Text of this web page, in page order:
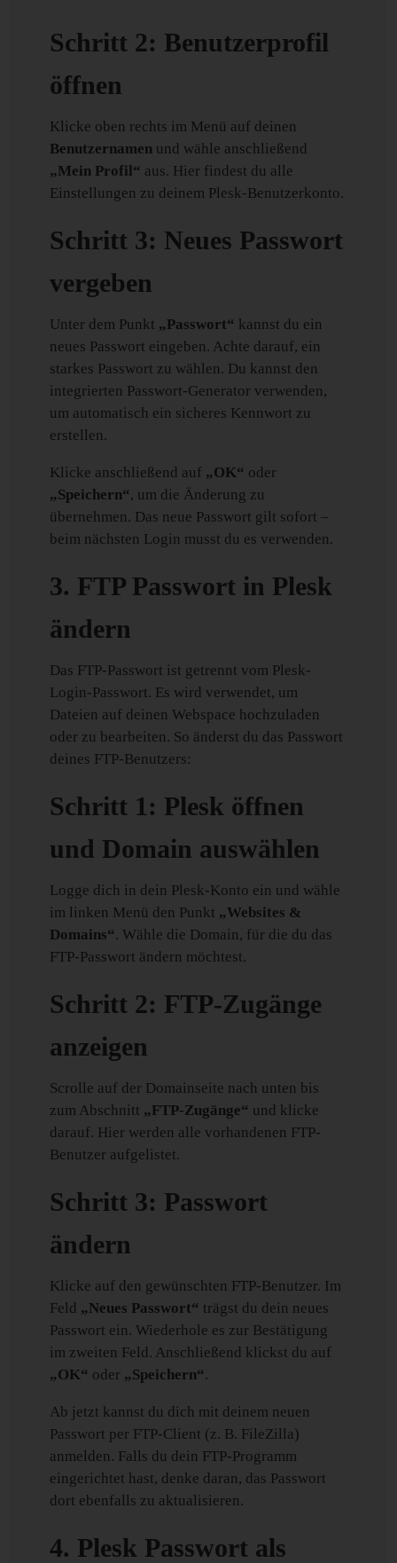
Schritt 2: Benutzerprofil
öffnen
Klicke oben rechts im Menü auf deinen
Benutzernamen und wähle anschließend
„Mein Profil“ aus. Hier findest du alle
Einstellungen zu deinem Plesk-Benutzerkonto.
Schritt 3: Neues Passwort
vergeben
Unter dem Punkt „Passwort“ kannst du ein
neues Passwort eingeben. Achte darauf, ein
starkes Passwort zu wählen. Du kannst den
integrierten Passwort-Generator verwenden,
um automatisch ein sicheres Kennwort zu
erstellen.
Klicke anschließend auf „OK“ oder
„Speichern“, um die Änderung zu
übernehmen. Das neue Passwort gilt sofort –
beim nächsten Login musst du es verwenden.
3. FTP Passwort in Plesk
ändern
Das FTP-Passwort ist getrennt vom Plesk-
Login-Passwort. Es wird verwendet, um
Dateien auf deinen Webspace hochzuladen
oder zu bearbeiten. So änderst du das Passwort
deines FTP-Benutzers:
Schritt 1: Plesk öffnen
und Domain auswählen
Logge dich in dein Plesk-Konto ein und wähle
im linken Menü den Punkt „Websites &
Domains“. Wähle die Domain, für die du das
FTP-Passwort ändern möchtest.
Schritt 2: FTP-Zugänge
anzeigen
Scrolle auf der Domainseite nach unten bis
zum Abschnitt „FTP-Zugänge“ und klicke
darauf. Hier werden alle vorhandenen FTP-
Benutzer aufgelistet.
Schritt 3: Passwort
ändern
Klicke auf den gewünschten FTP-Benutzer. Im
Feld „Neues Passwort“ trägst du dein neues
Passwort ein. Wiederhole es zur Bestätigung
im zweiten Feld. Anschließend klickst du auf
„OK“ oder „Speichern“.
Ab jetzt kannst du dich mit deinem neuen
Passwort per FTP-Client (z. B. FileZilla)
anmelden. Falls du dein FTP-Programm
eingerichtet hast, denke daran, das Passwort
dort ebenfalls zu aktualisieren.
4. Plesk Passwort als